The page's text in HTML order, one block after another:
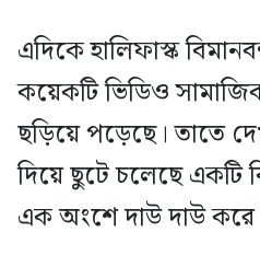
এদিকে হালিফাস্ক
কয়েকটি ভিডিও
ছড়িয়ে পড়েছে। তাতে
দিয়ে ছুটে চলেছে একটি
এক অংশে দাউ দাউ